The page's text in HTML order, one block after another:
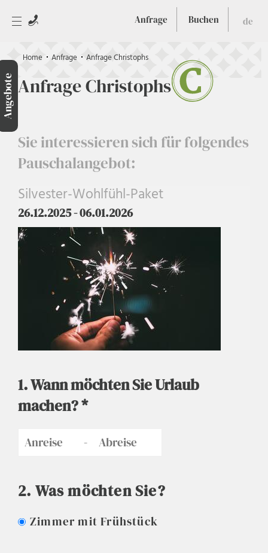
Anfrage Buchen de
Angebote
Home Anfrage Anfrage Christophs
Anfrage Christophs
Sie interessieren sich für folgendes
Pauschalangebot:
Silvester-Wohlfühl-Paket
26.12.2025 - 06.01.2026
1. Wann möchten Sie Urlaub
machen? *
-
2. Was möchten Sie?
Zimmer mit Frühstück